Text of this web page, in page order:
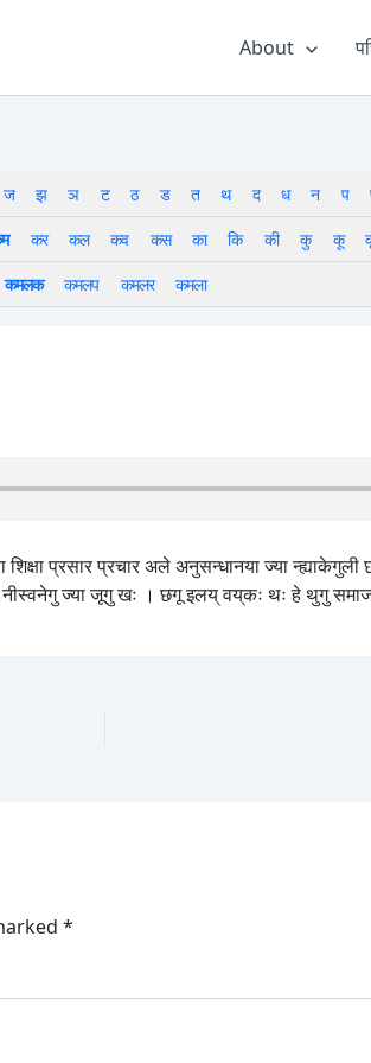
About
ज झ ञ ट ठ ड त थ द ध न प
कर कल कव कस का कि की कु कू
कमलक
कमलप कमलर कमला
प्रसार प्रचार अले अनुसन्धानया ज्या न्ह्याकेगुली
ज्या जूगु खः । छगू इलय् वय्‌कः थः हे थुगु
*